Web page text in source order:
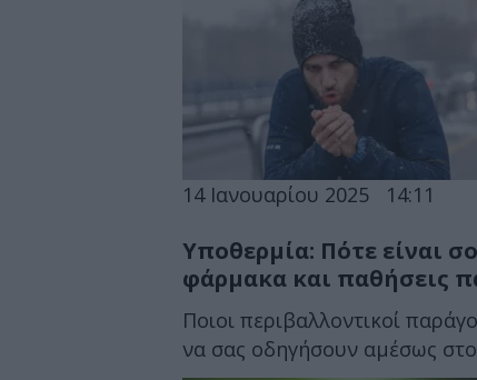
14 Ιανουαρίου 2025 14:11
Υποθερμία: Πότε είναι
φάρμακα και παθήσεις
Ποιοι περιβαλλοντικοί
να σας οδηγήσουν αμέσως